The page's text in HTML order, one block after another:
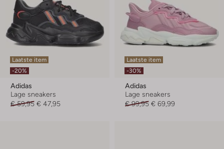
Laatste item
-20%
Adidas
Lage sneakers
€ 59,95 € 47,95
Laatste item
-30%
Adidas
Lage sneakers
€ 99,95 € 69,99